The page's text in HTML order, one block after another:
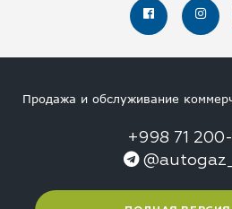
Продажа и обслуживание
+998 71 200-